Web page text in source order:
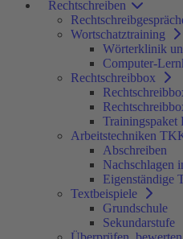
Rechtschreiben
Wortschatztraining
Wörterklinik
Computer-
Rechtschreibbox
Trainingspaket
Arbeitstechniken
Abschreiben
Nachschlagen
Eigenständige
Textbeispiele
Grundschule
Sekundarstufe